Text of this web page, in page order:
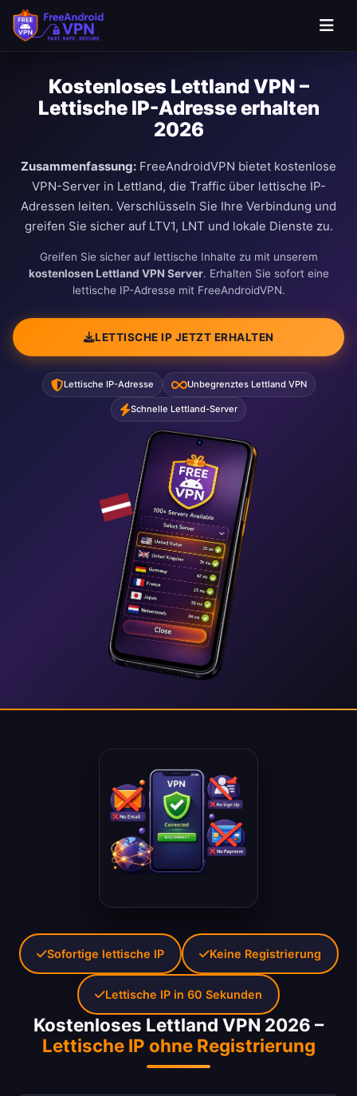
Kostenloses Lettland VPN –
Lettische IP-Adresse erhalten
2026
Zusammenfassung: FreeAndroidVPN bietet kostenlose
VPN-Server in Lettland, die Traffic über lettische IP-
Adressen leiten. Verschlüsseln Sie Ihre Verbindung und
greifen Sie sicher auf LTV1, LNT und lokale Dienste zu.
Greifen Sie sicher auf lettische Inhalte zu mit unserem
kostenlosen Lettland VPN Server. Erhalten Sie sofort eine
lettische IP-Adresse mit FreeAndroidVPN.
LETTISCHE IP JETZT ERHALTEN
Lettische IP-Adresse Unbegrenztes Lettland VPN
Schnelle Lettland-Server
Kostenloses Lettland VPN 2026 –
Lettische IP ohne Registrierung
Sofortige lettische IP Keine Registrierung
Lettische IP in 60 Sekunden